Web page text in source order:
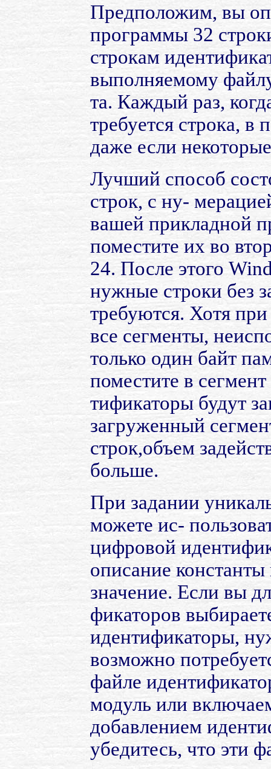
Предположим, вы
программы 32
строкам
выполняемому
та. Каждый раз,
требуется строка, в
даже если
Лучший способ
строк, с ну-
вашей прикладной
поместите их во
24. После этого
нужные строки без
требуются. Хотя при
все сегменты,
только один байт
поместите в
тификаторы будут
загруженный
строк,объем
больше.
При задании
можете ис-
цифровой
описание
значение. Если вы
фикаторов
идентификаторы,
возможно
файле
модуль или
добавлением
убедитесь, что эти